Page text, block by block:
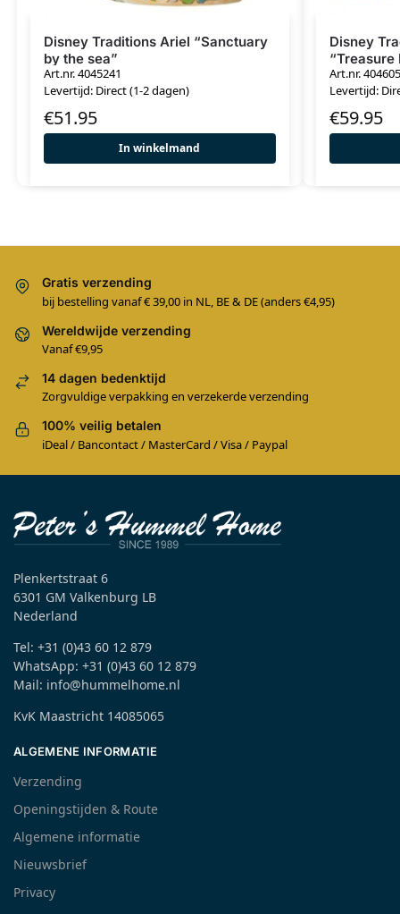
Disney Traditions Ariel “Sanctuary
by the sea”
Art.nr. 4045241
Levertijd: Direct (1-2 dagen)
€51.95
In winkelmand
Disney
“Treasure
Art.nr.
Levertijd:
€59.95
Gratis verzending
bij bestelling vanaf € 39,00 in NL, BE & DE (anders €4,95)
Wereldwijde verzending
Vanaf €9,95
14 dagen bedenktijd
Zorgvuldige verpakking en verzekerde verzending
100% veilig betalen
iDeal / Bancontact / MasterCard / Visa / Paypal
Plenkertstraat 6
6301 GM Valkenburg LB
Nederland
Tel: +31 (0)43 60 12 879
WhatsApp: +31 (0)43 60 12 879
Mail: info@hummelhome.nl
KvK Maastricht 14085065
ALGEMENE INFORMATIE
Verzending
Openingstijden & Route
Algemene informatie
Nieuwsbrief
Privacy